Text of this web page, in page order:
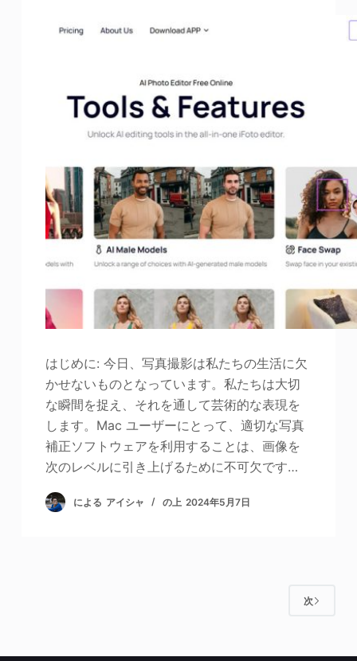
はじめに: 今日、写真撮影は私たちの生活に欠
かせないものとなっています。私たちは大切
な瞬間を捉え、それを通して芸術的な表現を
します。Mac ユーザーにとって、適切な写真
補正ソフトウェアを利用することは、画像を
次のレベルに引き上げるために不可欠です…
による アイシャ の上 2024年5月7日
次